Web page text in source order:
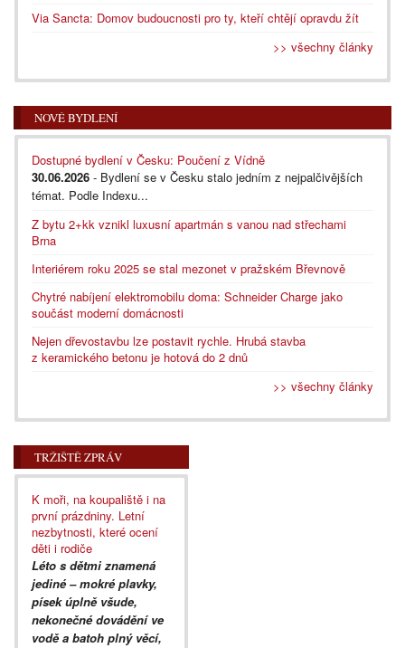
Via Sancta: Domov budoucnosti pro ty, kteří chtějí opravdu žít
>> všechny články
NOVÉ BYDLENÍ
Dostupné bydlení v Česku: Poučení z Vídně
30.06.2026 - Bydlení se v Česku stalo jedním z nejpalčivějších
témat. Podle Indexu...
Z bytu 2+kk vznikl luxusní apartmán s vanou nad střechami
Brna
Interiérem roku 2025 se stal mezonet v pražském Břevnově
Chytré nabíjení elektromobilu doma: Schneider Charge jako
součást moderní domácnosti
Nejen dřevostavbu lze postavit rychle. Hrubá stavba
z keramického betonu je hotová do 2 dnů
>> všechny články
TRŽIŠTĚ ZPRÁV
K moři, na koupaliště i na
první prázdniny. Letní
nezbytnosti, které ocení
děti i rodiče
Léto s dětmi znamená
jediné – mokré plavky,
písek úplně všude,
nekonečné dovádění ve
vodě a batoh plný věcí,